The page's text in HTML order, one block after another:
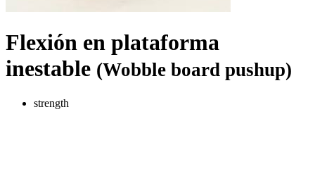
Flexión en plataforma
inestable (Wobble board pushup)
strength